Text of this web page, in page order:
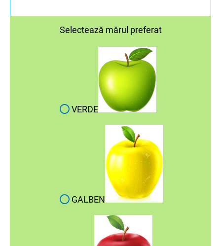
Selectează mărul preferat
VERDE
GALBEN